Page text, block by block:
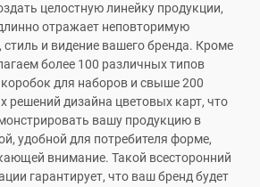
целостную линейку продукции,
отражает неповторимую
стиль и видение вашего бренда. Кроме
более 100 различных типов
для наборов и свыше 200
решений дизайна цветовых карт, что
вашу продукцию в
удобной для потребителя форме,
внимание. Такой всесторонний
гарантирует, что ваш бренд будет